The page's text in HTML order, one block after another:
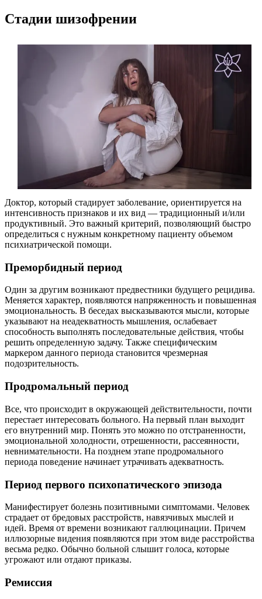
Стадии шизофрении
Доктор, который стадирует заболевание, ориентируется на
интенсивность признаков и их вид — традиционный и/или
продуктивный. Это важный критерий, позволяющий быстро
определиться с нужным конкретному пациенту объемом
психиатрической помощи.
Преморбидный период
Один за другим возникают предвестники будущего рецидива.
Меняется характер, появляются напряженность и повышенная
эмоциональность. В беседах высказываются мысли, которые
указывают на неадекватность мышления, ослабевает
способность выполнять последовательные действия, чтобы
решить определенную задачу. Также специфическим
маркером данного периода становится чрезмерная
подозрительность.
Продромальный период
Все, что происходит в окружающей действительности, почти
перестает интересовать больного. На первый план выходит
его внутренний мир. Понять это можно по отстраненности,
эмоциональной холодности, отрешенности, рассеянности,
невнимательности. На позднем этапе продромального
периода поведение начинает утрачивать адекватность.
Период первого психопатического эпизода
Манифестирует болезнь позитивными симптомами. Человек
страдает от бредовых расстройств, навязчивых мыслей и
идей. Время от времени возникают галлюцинации. Причем
иллюзорные видения появляются при этом виде расстройства
весьма редко. Обычно больной слышит голоса, которые
угрожают или отдают приказы.
Ремиссия